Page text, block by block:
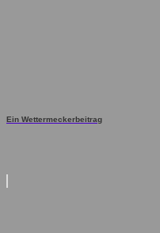
Ein Wettermeckerbeitrag